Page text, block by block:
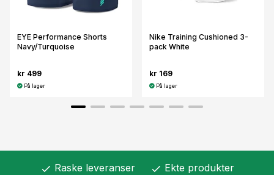
EYE Performance Shorts
Navy/Turquoise
kr 499
På lager
Nike Training Cushioned 3-
pack White
kr 169
På lager
check Raske leveranser check Ekte produkter